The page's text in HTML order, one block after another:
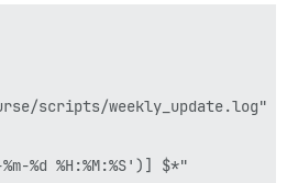
scripts/weekly_update.log"
%d %H:%M:%S')] $*"